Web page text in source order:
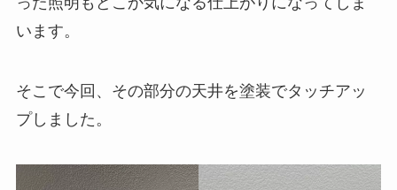
います。
そこで今回、その部分の天井を塗装でタッチアッ
プしました。